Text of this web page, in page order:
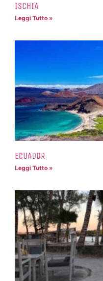
ISCHIA
Leggi Tutto »
ECUADOR
Leggi Tutto »